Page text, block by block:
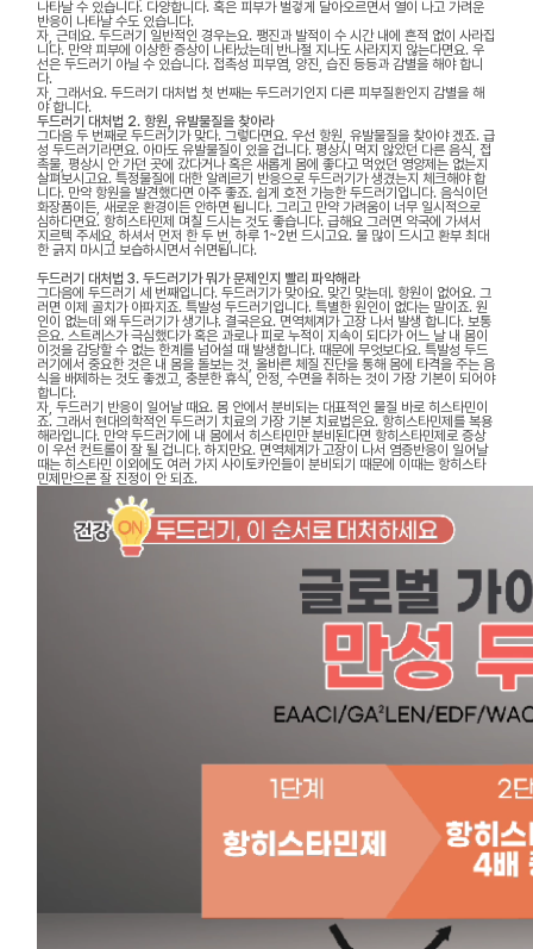
나타날 수 있습니다. 다양합니다. 혹은 피부가 벌겋게 달아오르면서 열이 나고 가려운
반응이 나타날 수도 있습니다.
자, 근데요. 두드러기 일반적인 경우는요. 팽진과 발적이 수 시간 내에 흔적 없이 사라집
니다. 만약 피부에 이상한 증상이 나타났는데 반나절 지나도 사라지지 않는다면요. 우
선은 두드러기 아닐 수 있습니다. 접촉성 피부염, 양진, 습진 등등과 감별을 해야 합니
다.
자, 그래서요. 두드러기 대처법 첫 번째는 두드러기인지 다른 피부질환인지 감별을 해
야 합니다.
두드러기 대처법 2. 항원, 유발물질을 찾아라
그다음 두 번째로 두드러기가 맞다. 그렇다면요. 우선 항원, 유발물질을 찾아야 겠죠. 급
성 두드러기라면요. 아마도 유발물질이 있을 겁니다. 평상시 먹지 않았던 다른 음식, 접
촉물, 평상시 안 가던 곳에 갔다거나 혹은 새롭게 몸에 좋다고 먹었던 영양제는 없는지
살펴보시고요. 특정물질에 대한 알레르기 반응으로 두드러기가 생겼는지 체크해야 합
니다. 만약 항원을 발견했다면 아주 좋죠. 쉽게 호전 가능한 두드러기입니다. 음식이던
화장품이든, 새로운 환경이든 안하면 됩니다. 그리고 만약 가려움이 너무 일시적으로
심하다면요. 항히스타민제 며칠 드시는 것도 좋습니다. 급해요 그러면 약국에 가셔서
지르텍 주세요, 하셔서 먼저 한 두 번, 하루 1~2번 드시고요. 물 많이 드시고 환부 최대
한 긁지 마시고 보습하시면서 쉬면됩니다.
두드러기 대처법 3. 두드러기가 뭐가 문제인지 빨리 파악해라
그다음에 두드러기 세 번째입니다. 두드러기가 맞아요. 맞긴 맞는데. 항원이 없어요. 그
러면 이제 골치가 아파지죠. 특발성 두드러기입니다. 특별한 원인이 없다는 말이죠. 원
인이 없는데 왜 두드러기가 생기냐. 결국은요. 면역체계가 고장 나서 발생 합니다. 보통
은요. 스트레스가 극심했다가 혹은 과로나 피로 누적이 지속이 되다가 어느 날 내 몸이
이것을 감당할 수 없는 한계를 넘어설 때 발생합니다. 때문에 무엇보다요. 특발성 두드
러기에서 중요한 것은 내 몸을 돌보는 것, 올바른 체질 진단을 통해 몸에 타격을 주는 음
식을 배제하는 것도 좋겠고, 충분한 휴식, 안정, 수면을 취하는 것이 가장 기본이 되어야
합니다.
자, 두드러기 반응이 일어날 때요. 몸 안에서 분비되는 대표적인 물질 바로 히스타민이
죠. 그래서 현대의학적인 두드러기 치료의 가장 기본 치료법은요. 항히스타민제를 복용
해라입니다. 만약 두드러기에 내 몸에서 히스타민만 분비된다면 항히스타민제로 증상
이 우선 컨트롤이 잘 될 겁니다. 하지만요. 면역체계가 고장이 나서 염증반응이 일어날
때는 히스타민 이외에도 여러 가지 사이토카인들이 분비되기 때문에 이때는 항히스타
민제만으론 잘 진정이 안 되죠.